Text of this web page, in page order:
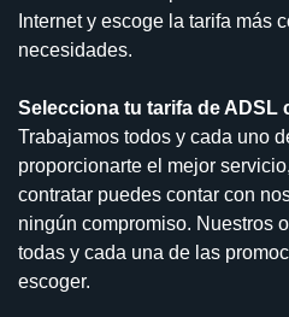
Internet y escoge la tarifa más
necesidades.
Selecciona tu tarifa de ADSL
Trabajamos todos y cada uno
proporcionarte el mejor
contratar puedes contar con
ningún compromiso. Nuestros
todas y cada una de las
escoger.